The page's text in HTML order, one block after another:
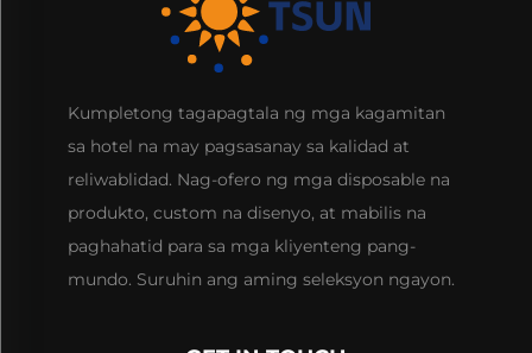
Kumpletong tagapagtala ng mga kagamitan
sa hotel na may pagsasanay sa kalidad at
reliwablidad. Nag-ofero ng mga disposable na
produkto, custom na disenyo, at mabilis na
paghahatid para sa mga kliyenteng pang-
mundo. Suruhin ang aming seleksyon ngayon.